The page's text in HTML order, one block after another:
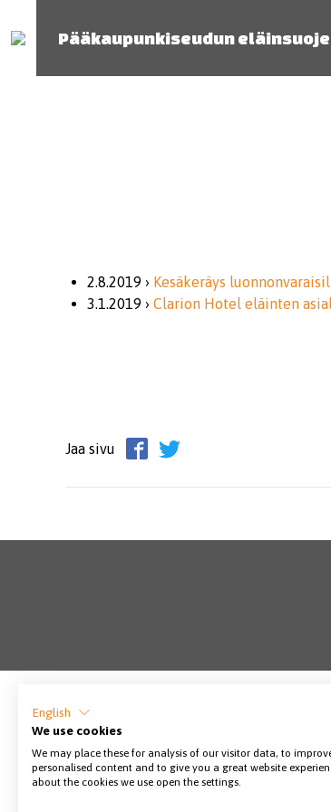
Pääkaupunkiseudun
2.8.2019 › Kesäkeräys
3.1.2019 › Clarion Hotel eläinten
Jaa sivu
English
We use cookies
We may place these for analysis of our visitor data, to
personalised content and to give you a great website
about the cookies we use open the settings.